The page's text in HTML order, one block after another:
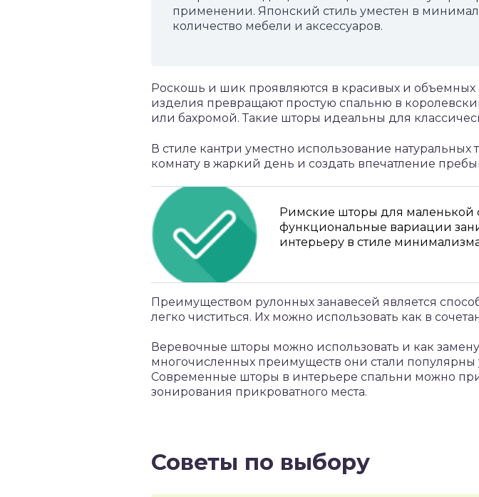
применении. Японский стиль уместен в
количество мебели и аксессуаров.
Роскошь и шик проявляются в красивых и объемных
изделия превращают простую спальню в
или бахромой. Такие шторы идеальны для
В стиле кантри уместно использование натуральных
комнату в жаркий день и создать впечатление
Римские шторы для маленькой
функциональные вариации
интерьеру в стиле
Преимуществом рулонных занавесей является
легко чиститься. Их можно использовать как в
Веревочные шторы можно использовать и как
многочисленных преимуществ они стали популярны
Современные шторы в интерьере спальни можно
зонирования прикроватного места.
Советы по выбору